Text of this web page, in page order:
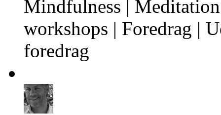
Mindfulness |
workshops | Foredrag |
foredrag